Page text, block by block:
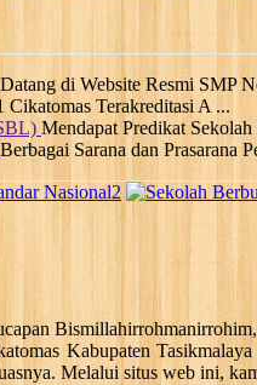
di Website Resmi SMP
Cikatomas Terakreditasi A ...
Mendapat Predikat
Berbagai Sarana dan Prasarana
2
Kabupaten
Melalui situs web ini,